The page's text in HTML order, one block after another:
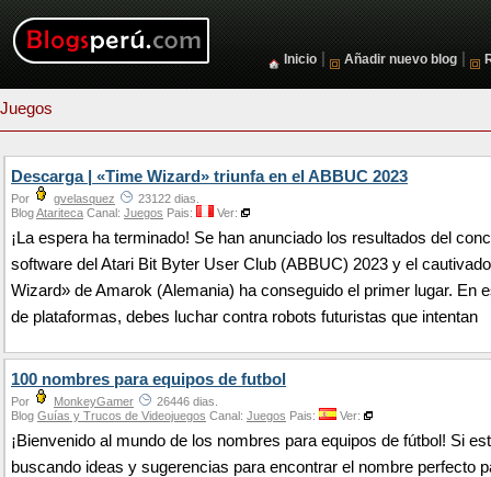
Inicio Añadir nuevo blog
Juegos
Descarga | «Time Wizard» triunfa en el ABBUC 2023
Por gvelasquez
23122 dias.
BlogAtariteca Canal: Juegos Pais: Ver:
¡La espera ha terminado! Se han anunciado los resultados del
software del Atari Bit Byter User Club (ABBUC) 2023 y el
Wizard» de Amarok (Alemania) ha conseguido el primer lugar. En
de plataformas, debes luchar contra robots futuristas que intentan
100 nombres para equipos de futbol
Por MonkeyGamer
26446 dias.
Blog Guías y Trucos de Videojuegos Canal: Juegos Pais: Ver:
¡Bienvenido al mundo de los nombres para equipos de fútbol! Si
buscando ideas y sugerencias para encontrar el nombre perfecto